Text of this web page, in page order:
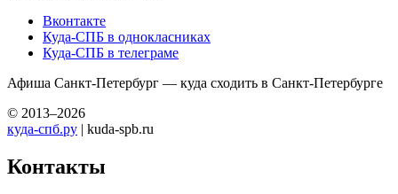
Вконтакте
Куда-СПБ в однокласниках
Куда-СПБ в телеграме
Афиша Санкт-Петербург — куда сходить в Санкт-Петербурге
© 2013–2026
куда-спб.ру | kuda-spb.ru
Контакты